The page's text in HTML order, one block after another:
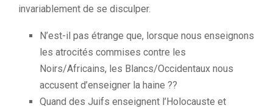
invariablement de se disculper.
N’est-il pas étrange que, lorsque nous enseignons
les atrocités commises contre les
Noirs/Africains, les Blancs/Occidentaux nous
accusent d’enseigner la haine ??
Quand des Juifs enseignent l’Holocauste et